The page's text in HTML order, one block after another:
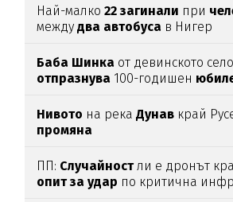
Най-малко22 загинали при
междудва автобуса в Нигер
Баба Шинка от девинското
отпразнува 100-годишен
Нивото на рекаДунав край
промяна
ПП: Случайностли е дронът
опит за удар по критична